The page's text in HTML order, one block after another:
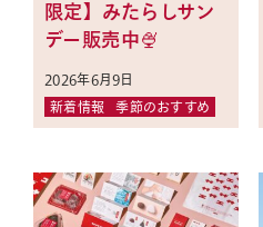
限定】みたらしサン
デー販売中🍨
2026年6月9日
新着情報 季節のおすすめ